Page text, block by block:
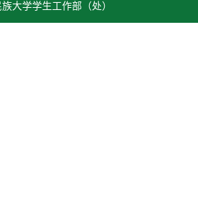
大学学生工作部（处）